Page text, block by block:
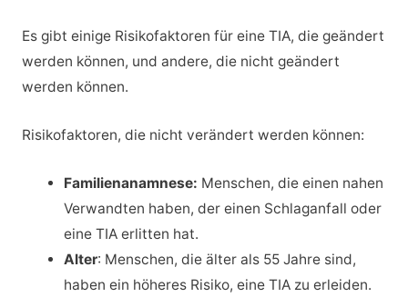
Es gibt einige Risikofaktoren für eine TIA, die geändert
werden können, und andere, die nicht geändert
werden können.
Risikofaktoren, die nicht verändert werden können:
Familienanamnese: Menschen, die einen nahen
Verwandten haben, der einen Schlaganfall oder
eine TIA erlitten hat.
Alter: Menschen, die älter als 55 Jahre sind,
haben ein höheres Risiko, eine TIA zu erleiden.